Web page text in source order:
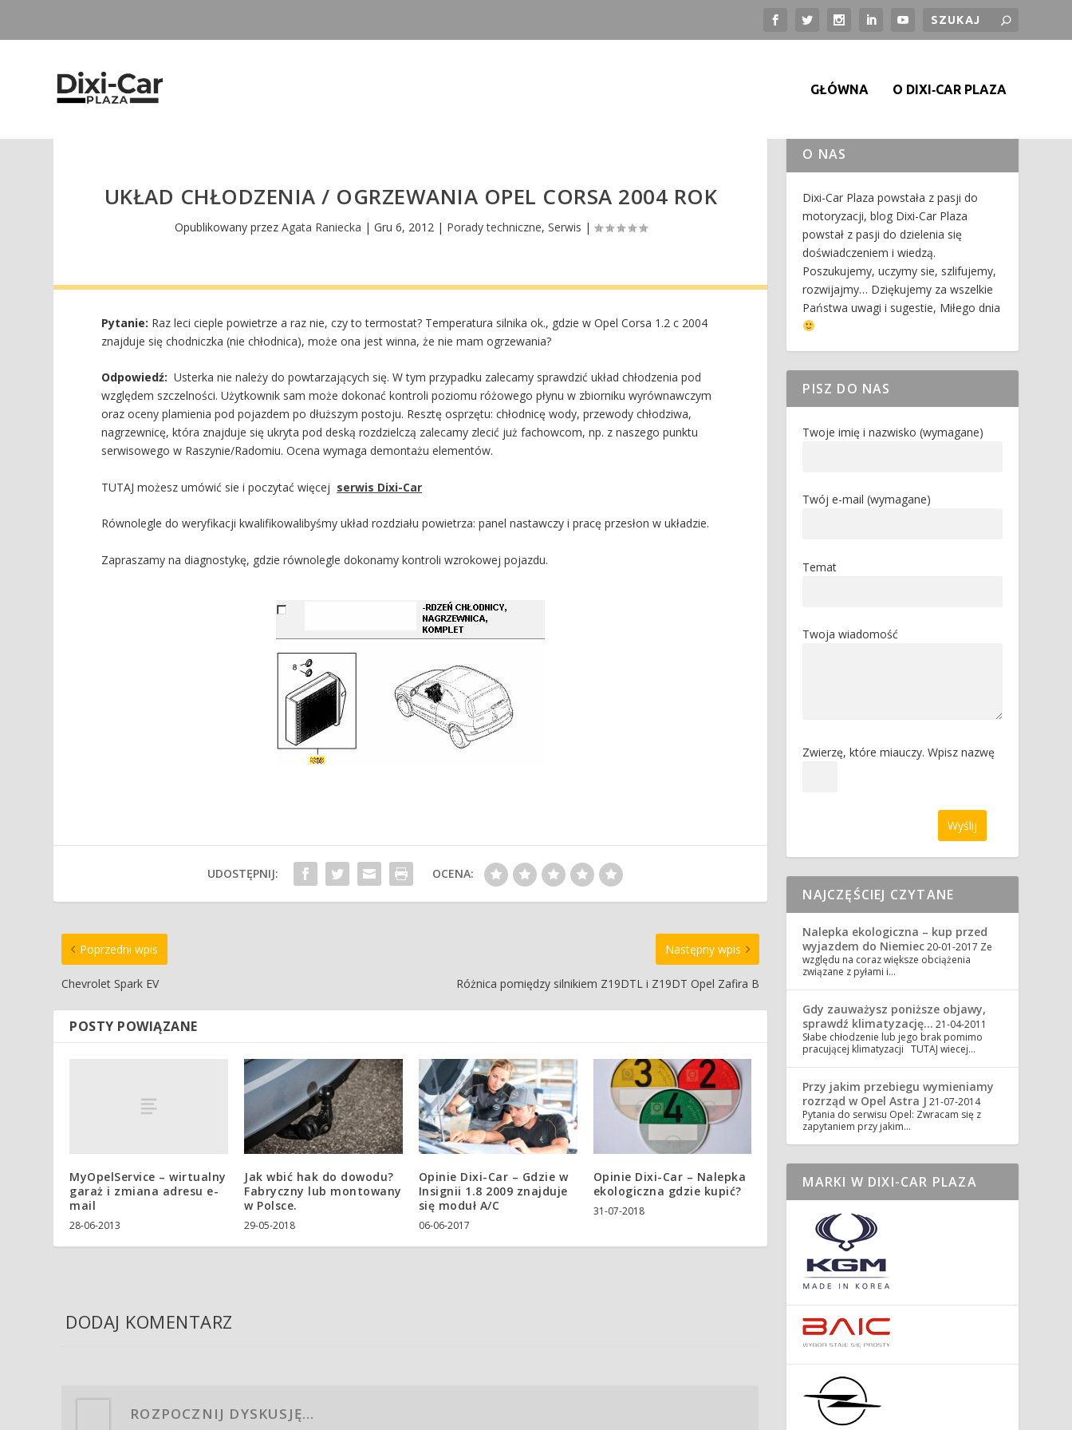
GŁÓWNA O DIXI‑CAR PLAZA
UKŁAD CHŁODZENIA / OGRZEWANIA OPEL CORSA 2004 ROK
Opublikowany przez Agata Raniecka | Gru 6, 2012| Porady techniczne, Serwis |
Pytanie: Raz leci cieple powietrze a raz nie, czy to termostat? Temperatura silnika ok., gdzie w Opel Corsa 1.2 c 2004
znajduje się chodniczka (nie chłodnica), może ona jest winna, że nie mam ogrzewania?
Odpowiedź: Usterka nie należy do powtarzających się. W tym przypadku zalecamy sprawdzić układ chłodzenia pod
względem szczelności. Użytkownik sam może dokonać kontroli poziomu różowego płynu w zbiorniku wyrównawczym
oraz oceny plamienia pod pojazdem po dłuższym postoju. Resztę osprzętu: chłodnicę wody, przewody chłodziwa,
nagrzewnicę, która znajduje się ukryta pod deską rozdzielczą zalecamy zlecić już fachowcom, np. z naszego punktu
serwisowego w Raszynie/Radomiu. Ocena wymaga demontażu elementów.
TUTAJ możesz umówić sie i poczytać więcej serwis Dixi-Car
Równolegle do weryfikacji kwalifikowalibyśmy układ rozdziału powietrza: panel nastawczy i pracę przesłon w układzie.
Zapraszamy na diagnostykę, gdzie równolegle dokonamy kontroli wzrokowej pojazdu.
UDOSTĘPNIJ: OCENA:
Poprzedni wpis
Chevrolet Spark EV
Następny wpis
Różnica pomiędzy silnikiem Z19DTL i Z19DT Opel Zafira B
POSTY POWIĄZANE
MyOpelService – wirtualny
garaż i zmiana adresu e-
mail
28-06-2013
Jak wbić hak do dowodu?
Fabryczny lub montowany
w Polsce.
29-05-2018
Opinie Dixi-Car – Gdzie w
Insignii 1.8 2009 znajduje
się moduł A/C
06-06-2017
Opinie Dixi-Car – Nalepka
ekologiczna gdzie kupić?
31-07-2018
DODAJ KOMENTARZ
O NAS
Dixi-Car Plaza powstała z pasji do
motoryzacji, blog Dixi-Car Plaza
powstał z pasji do dzielenia się
doświadczeniem i wiedzą.
Poszukujemy, uczymy sie, szlifujemy,
rozwijajmy… Dziękujemy za wszelkie
Państwa uwagi i sugestie, Miłego dnia
PISZ DO NAS
Twoje imię i nazwisko (wymagane)
Twój e-mail (wymagane)
Temat
Twoja wiadomość
Zwierzę, które miauczy. Wpisz nazwę
NAJCZĘŚCIEJ CZYTANE
Nalepka ekologiczna – kup przed
wyjazdem do Niemiec20-01-2017 Ze
względu na coraz większe obciążenia
związane z pyłami i…
Gdy zauważysz poniższe objawy,
sprawdź klimatyzację… 21-04-2011
Słabe chłodzenie lub jego brak pomimo
pracującej klimatyzacji TUTAJ wiecej…
Przy jakim przebiegu wymieniamy
rozrząd w Opel Astra J 21-07-2014
Pytania do serwisu Opel: Zwracam się z
zapytaniem przy jakim…
MARKI W DIXI-CAR PLAZA